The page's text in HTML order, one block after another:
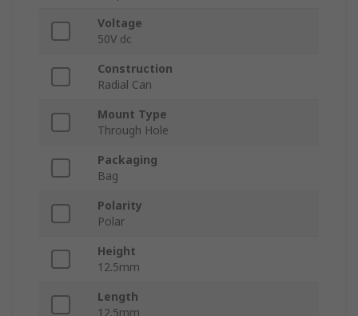
Voltage
50V dc
Construction
Radial Can
Mount Type
Through Hole
Packaging
Bag
Polarity
Polar
Height
12.5mm
Length
12.5mm